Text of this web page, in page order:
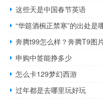
这些天是中国春节英语
“华筵酒椀正禁寒”的出处是
奔腾t99怎么样？奔腾T9图
申购中签能挣多少
怎么卡129梦幻西游
过年都是去哪里玩好玩